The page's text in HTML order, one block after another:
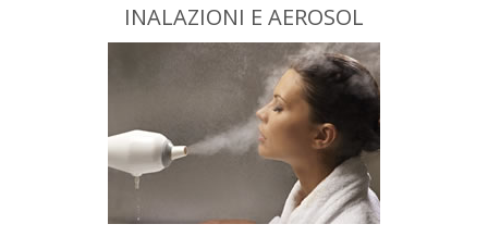
INALAZIONI E AEROSOL